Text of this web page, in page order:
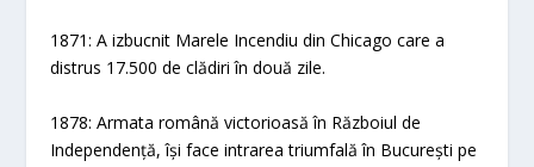
1871: A izbucnit Marele Incendiu din Chicago care a
distrus 17.500 de clădiri în două zile.
1878: Armata română victorioasă în Războiul de
Independență, își face intrarea triumfală în București pe